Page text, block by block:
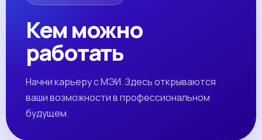
Кем можно
работать
Начни карьеру с МЭИ. Здесь открываются
ваши возможности в профессиональном
будущем.